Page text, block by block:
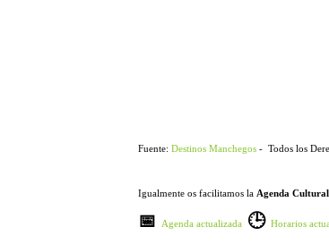
Fuente: Destinos Manchegos - Todos los
Igualmente os facilitamos la Agenda Cultural
📅 Agenda actualizada 🕒 Horarios